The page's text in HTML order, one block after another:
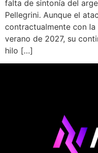
falta de sintonía del
Pellegrini. Aunque el
contractualmente con
verano de 2027, su
hilo […]